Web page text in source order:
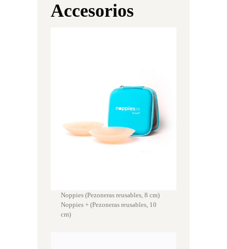
Accesorios
Noppies (Pezoneras reusables, 8 cm)
Noppies + (Pezoneras reusables, 10
cm)